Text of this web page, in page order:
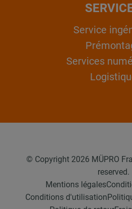
Service
Services
© Copyright 2026 MÜPRO
reserved.
Mentions légales
Conditions d'utilisation